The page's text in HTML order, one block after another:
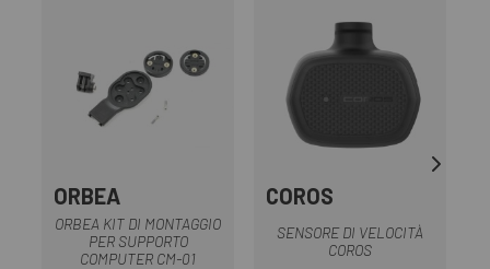
ORBEA
ORBEA KIT DI MONTAGGIO
PER SUPPORTO
COMPUTER CM-01
COROS
SENSORE DI VELOCITÀ
COROS